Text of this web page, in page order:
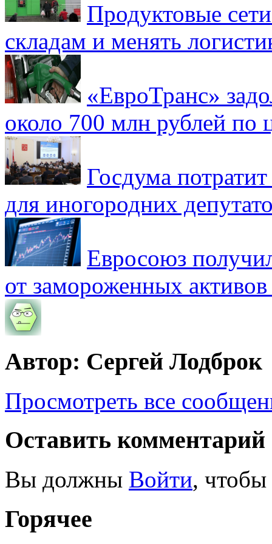
Продуктовые
складам и менять
«ЕвроТранс»
около 700 млн рублей
Госдума
для иногородних
Евросоюз
от замороженных
Автор: Сергей Лодброк
Просмотреть все
Оставить комментарий
Вы должны Войти, чтобы
Горячее